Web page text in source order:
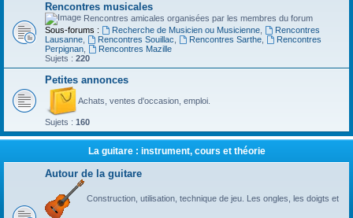
Rencontres musicales
Rencontres amicales organisées par les membres du forum
Sous-forums :
Recherche de Musicien ou Musicienne,
Rencontres
Lausanne
Rencontres Souillac Rencontres Sarthe,
Rencontres
Perpignan
Rencontres Mazille
Sujets : 220
Petites annonces
Achats, ventes d'occasion, emploi.
Sujets : 160
La guitare : instrument, cours et théorie
Autour de la guitare
Construction, utilisation, technique de jeu. Les ongles, les doigts et